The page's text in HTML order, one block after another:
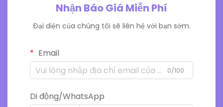
Nhận Báo Giá Miễn Phí
Đại diện của chúng tôi sẽ liên hệ với bạn sớm.
Email
0/100
Di động/WhatsApp